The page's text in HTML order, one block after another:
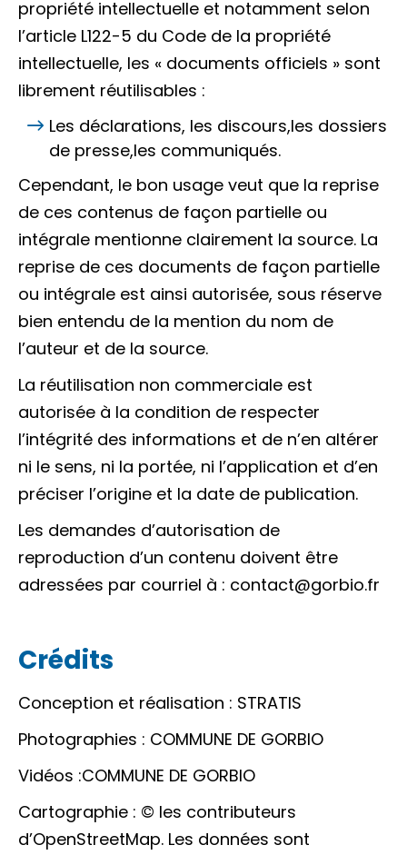
propriété intellectuelle et notamment selon
l’article L122-5 du Code de la propriété
intellectuelle, les « documents officiels » sont
librement réutilisables :
Les déclarations, les discours,les dossiers
de presse,les communiqués.
Cependant, le bon usage veut que la reprise
de ces contenus de façon partielle ou
intégrale mentionne clairement la source. La
reprise de ces documents de façon partielle
ou intégrale est ainsi autorisée, sous réserve
bien entendu de la mention du nom de
l’auteur et de la source.
La réutilisation non commerciale est
autorisée à la condition de respecter
l’intégrité des informations et de n’en altérer
ni le sens, ni la portée, ni l’application et d’en
préciser l’origine et la date de publication.
Les demandes d’autorisation de
reproduction d’un contenu doivent être
adressées par courriel à : contact@gorbio.fr
Crédits
Conception et réalisation : STRATIS
Photographies : COMMUNE DE GORBIO
Vidéos :COMMUNE DE GORBIO
Cartographie : © les contributeurs
d’OpenStreetMap. Les données sont